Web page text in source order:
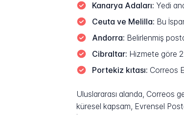
Kanarya Adaları: Yedi
Ceuta ve Melilla: Bu
Andorra: Belirlenmiş
Cibraltar: Hizmete göre
Portekiz kıtası: Correos
Uluslararası alanda, Correos
küresel kapsam, Evrensel